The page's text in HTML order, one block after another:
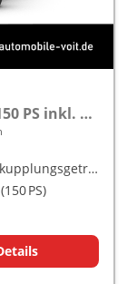
FR Modelljahr 2027 2.0 TDI DSG 150 PS inkl. 5 Jahre Garantie
Doppelkupplungsgetriebe (DSG)
PS)